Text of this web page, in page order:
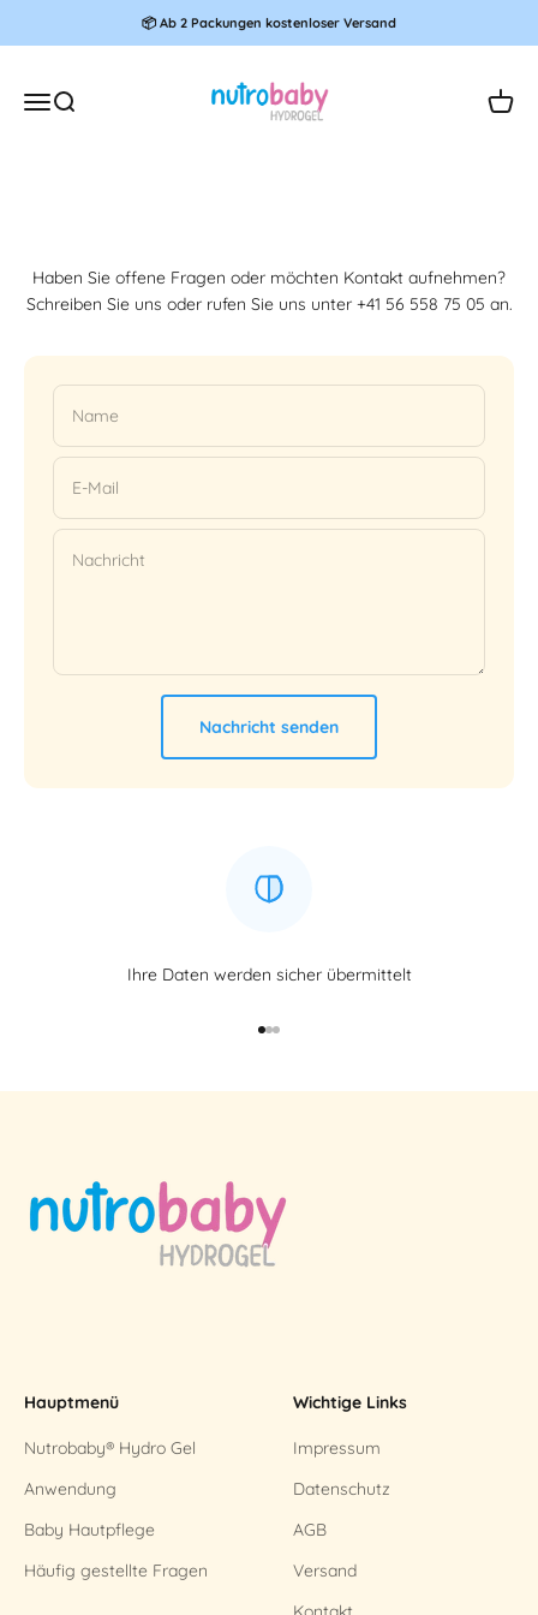
Zum Inhalt springen📦 Ab 2 Packungen kostenloser Versand
Navigationsmenü öffnen
Suche öffnen
Nutrobaby.eu
Haben Sie offene Fragen oder möchten Kontakt aufnehmen?
Schreiben Sie uns oder rufen Sie uns unter +41 56 558 75 05 an.
Name
E-Mail
Nachricht
Nachricht senden
Ihre Daten werden sicher übermittelt
Hauptmenü
Nutrobaby® Hydro Gel
Anwendung
Baby Hautpflege
Häufig gestellte Fragen
Wichtige Links
Impressum
Datenschutz
AGB
Versand